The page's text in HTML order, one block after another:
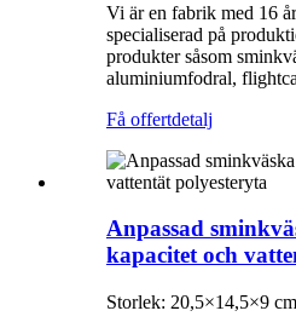
Vi är en fabrik med 16
specialiserad på
produkter såsom
aluminiumfodral,
Få offertdetalj
Anpassad
kapacitet och
Storlek: 20,5×14,5×9